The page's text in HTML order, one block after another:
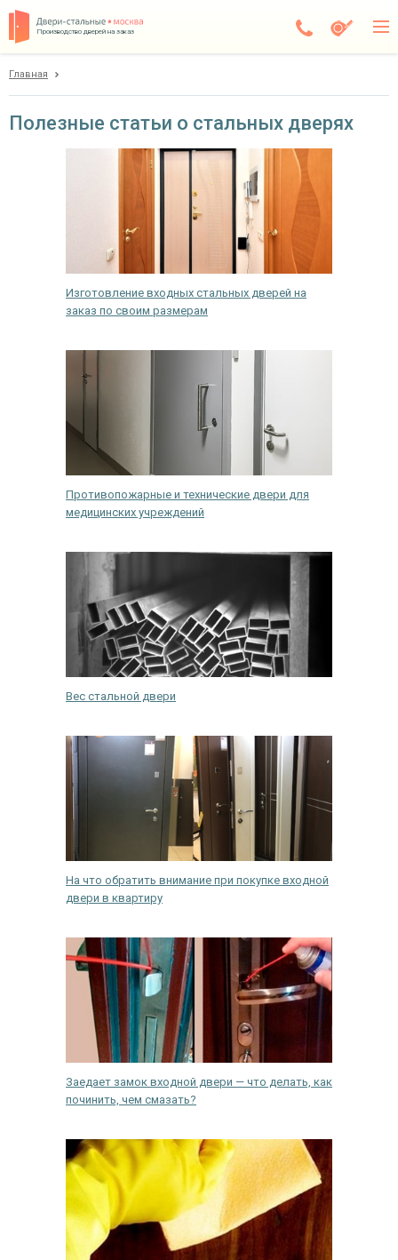
Производство дверей на заказ
Доставка
Покупателям
Контакты
Ежедневно с 08:00 до 24:00
+7 (495) 409-24-70
Главная
Полезные статьи о стальных дверях
Изготовление входных стальных дверей на
заказ по своим размерам
Противопожарные и технические двери для
медицинских учреждений
Вес стальной двери
На что обратить внимание при покупке входной
двери в квартиру
Заедает замок входной двери — что делать, как
починить, чем смазать?